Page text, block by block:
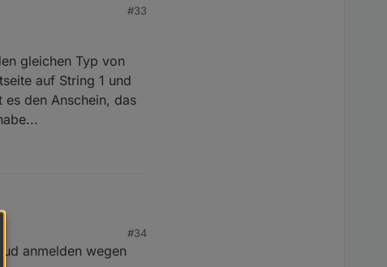
#33
gleichen Typ von
auf String 1 und
den Anschein, das
Typ von Paneelen,
1 und String 2 und die
#34
anmelden wegen